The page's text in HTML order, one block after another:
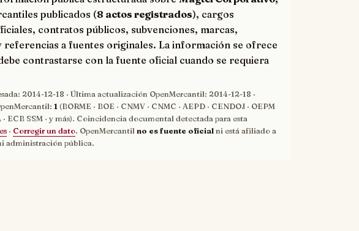
publicados (8 actos registrados), cargos
contratos públicos, subvenciones, marcas,
referencias a fuentes originales. La información se ofrece
contrastarse con la fuente oficial cuando se requiera
2014-12-18 · Última actualización OpenMercantil: 2014-12-18 ·
1 (BORME · BOE · CNMV · CNMC · AEPD · CENDOJ · OEPM
· ECB SSM · y más). Coincidencia documental detectada para esta
· Corregir un dato. OpenMercantil no es fuente oficial ni está afiliado a
administración pública.